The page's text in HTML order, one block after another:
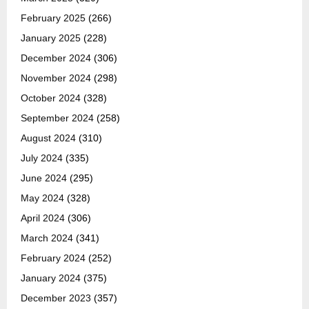
February 2025 (266)
January 2025 (228)
December 2024 (306)
November 2024 (298)
October 2024 (328)
September 2024 (258)
August 2024 (310)
July 2024 (335)
June 2024 (295)
May 2024 (328)
April 2024 (306)
March 2024 (341)
February 2024 (252)
January 2024 (375)
December 2023 (357)